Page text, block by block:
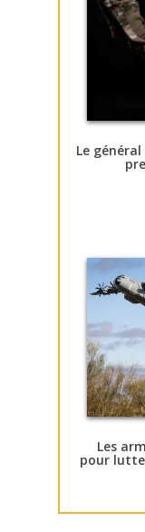
Le
Les
pour